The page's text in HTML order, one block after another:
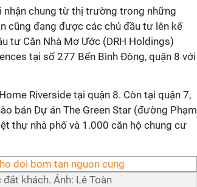
nhận chung từ thị trường trong những
cũng đang được các chủ đầu tư lên kế
tư Căn Nhà Mơ Ước (DRH Holdings)
tại số 277 Bến Bình Đông, quận 8 với
Riverside tại quận 8. Còn tại quận 7,
bán Dự án The Green Star (đường Phạm
thự nhà phố và 1.000 căn hộ chung cư
khách. Ảnh: Lê Toàn